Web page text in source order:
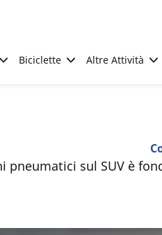
Biciclette Altre Attività
pneumatici sul SUV è